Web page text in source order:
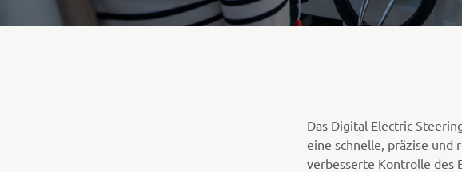
Das Digital Electric
eine schnelle, präzise und
verbesserte Kontrolle des